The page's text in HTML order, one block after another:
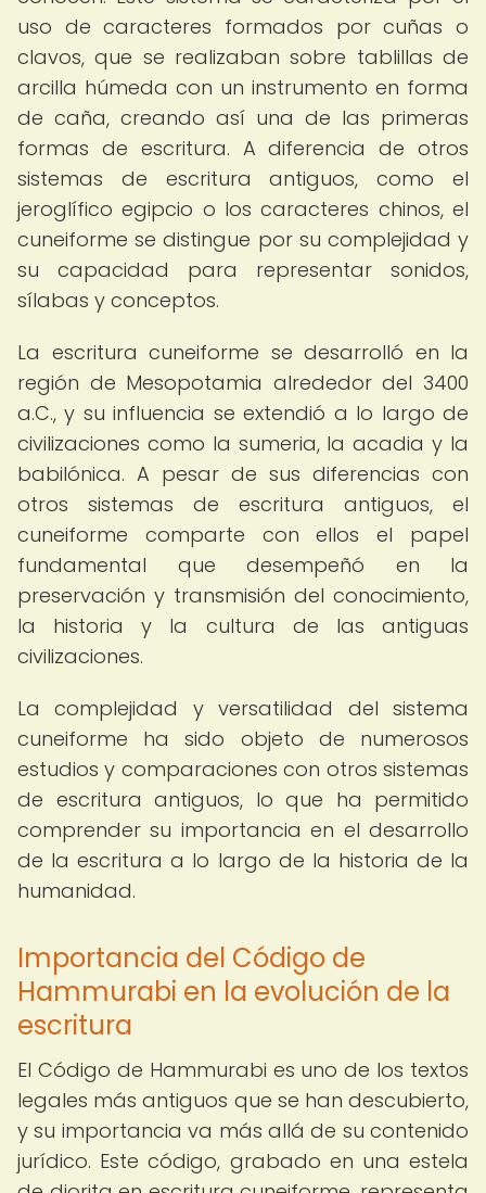
uso de caracteres formados por cuñas o
clavos, que se realizaban sobre tablillas de
arcilla húmeda con un instrumento en forma
de caña, creando así una de las primeras
formas de escritura. A diferencia de otros
sistemas de escritura antiguos, como el
jeroglífico egipcio o los caracteres chinos, el
cuneiforme se distingue por su complejidad y
su capacidad para representar sonidos,
sílabas y conceptos.
La escritura cuneiforme se desarrolló en la
región de Mesopotamia alrededor del 3400
a.C., y su influencia se extendió a lo largo de
civilizaciones como la sumeria, la acadia y la
babilónica. A pesar de sus diferencias con
otros sistemas de escritura antiguos, el
cuneiforme comparte con ellos el papel
fundamental que desempeñó en la
preservación y transmisión del conocimiento,
la historia y la cultura de las antiguas
civilizaciones.
La complejidad y versatilidad del sistema
cuneiforme ha sido objeto de numerosos
estudios y comparaciones con otros sistemas
de escritura antiguos, lo que ha permitido
comprender su importancia en el desarrollo
de la escritura a lo largo de la historia de la
humanidad.
Importancia del Código de
Hammurabi en la evolución de la
escritura
El Código de Hammurabi es uno de los textos
legales más antiguos que se han descubierto,
y su importancia va más allá de su contenido
jurídico. Este código, grabado en una estela